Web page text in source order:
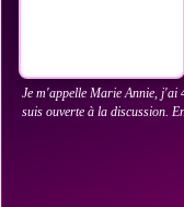
Je m'appelle Marie Annie, j'ai
suis ouverte à la discussion.